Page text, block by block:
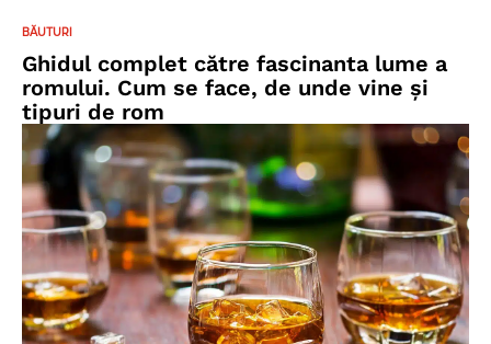
BĂUTURI
Ghidul complet către fascinanta lume a
romului. Cum se face, de unde vine și
tipuri de rom